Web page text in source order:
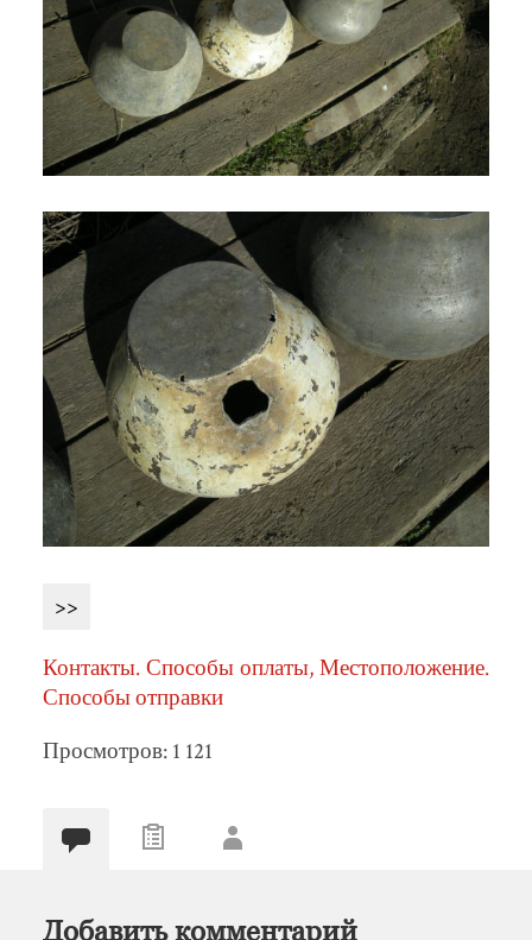
>>
Контакты. Способы оплаты, Местоположение.
Способы отправки
Просмотров: 1 121
Добавить комментарий